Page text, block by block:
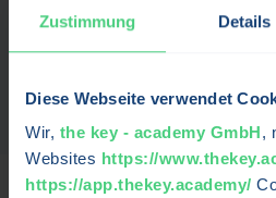
Zustimmung Details
Diese Webseite verwendet
Wir, the key - academy GmbH,
Websites https://
https://app.thekey.academy/